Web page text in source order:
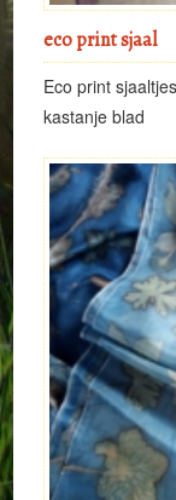
eco print sjaal
Eco print
kastanje blad